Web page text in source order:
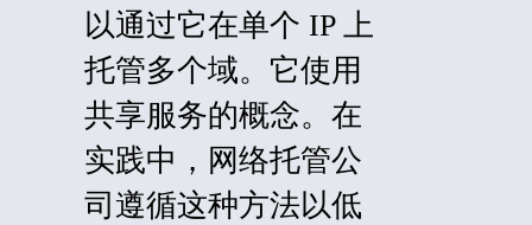
以通过它在单个 IP 上
托管多个域。它使用
共享服务的概念。在
实践中，网络托管公
司遵循这种方法以低